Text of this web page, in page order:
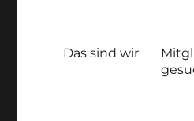
Das sind wir